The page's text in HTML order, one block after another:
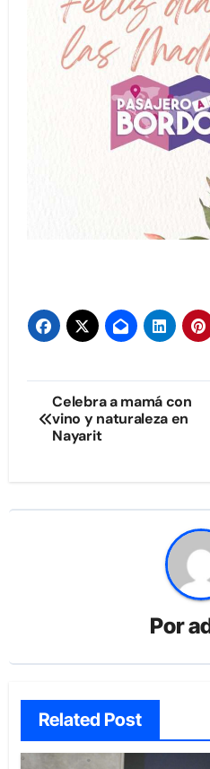
Navegación
de
Celebra a mamá con
vino y naturaleza en
Nayarit
Por
Related Post